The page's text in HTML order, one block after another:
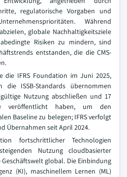
regulatorische Vorgaben und
Während
globale Nachhaltigkeitsziele
Risiken zu mindern, sind
entstanden, die die CMS-
die IFRS Foundation im Juni 2025,
die ISSB-Standards übernommen
Nutzung abschließen und 17
veröffentlicht haben, um den
Baseline zu belegen; IFRS verfolgt
Übernahmen seit April 2024.
fortschrittlicher Technologien
Nutzung cloudbasierter
global. Die Einbindung
(KI), maschinellem Lernen (ML)